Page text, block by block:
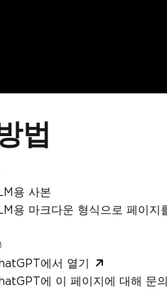
법
용 사본
용 마크다운 형식으로 페이지
에서 열기
에 이 페이지에 대해 문